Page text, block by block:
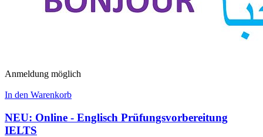
Anmeldung möglich
In den Warenkorb
NEU: Online - Englisch Prüfungsvorbereitung
IELTS